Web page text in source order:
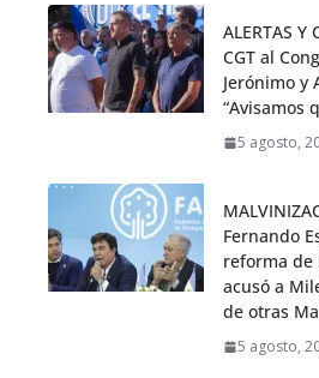
ALERTAS Y
CGT al
Jerónimo y
“Avisamos
5 agosto,
Fernando
reforma de
acusó a
de otras
5 agosto,